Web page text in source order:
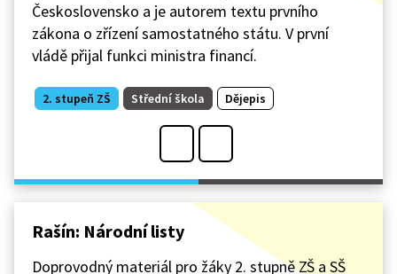
Československo a je autorem textu prvního
zákona o zřízení samostatného státu. V první
vládě přijal funkci ministra financí.
2. stupeň ZŠ Střední škola Dějepis
Rašín: Národní listy
Doprovodný materiál pro žáky 2. stupně ZŠ a SŠ